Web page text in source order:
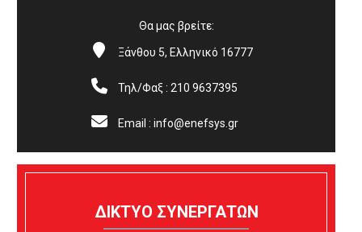
Θα μας βρείτε:

 Ξάνθου 5, Ελληνικό 16777

 Τηλ/Φαξ : 210 9637395

 Email : info@enefsys.gr
ΔΙΚΤΥΟ ΣΥΝΕΡΓΑΤΩΝ